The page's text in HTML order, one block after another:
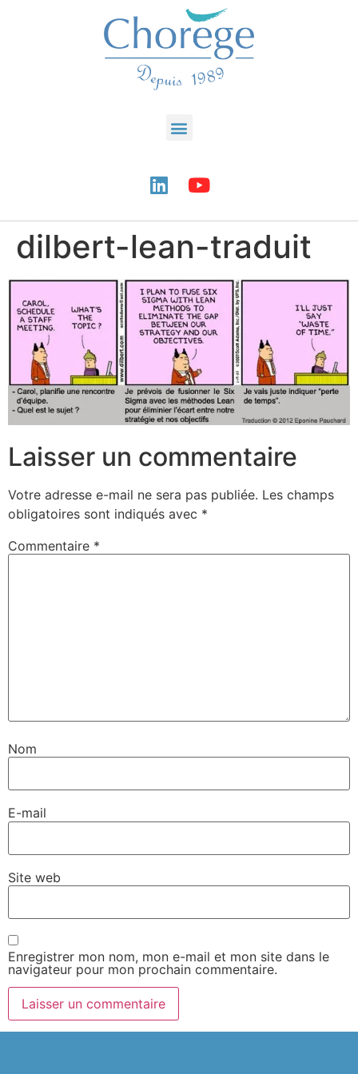
dilbert-lean-traduit
Laisser un commentaire
Votre adresse e-mail ne sera pas publiée. Les champs
obligatoires sont indiqués avec *
Commentaire *
Nom
E-mail
Site web
Enregistrer mon nom, mon e-mail et mon site dans le
navigateur pour mon prochain commentaire.